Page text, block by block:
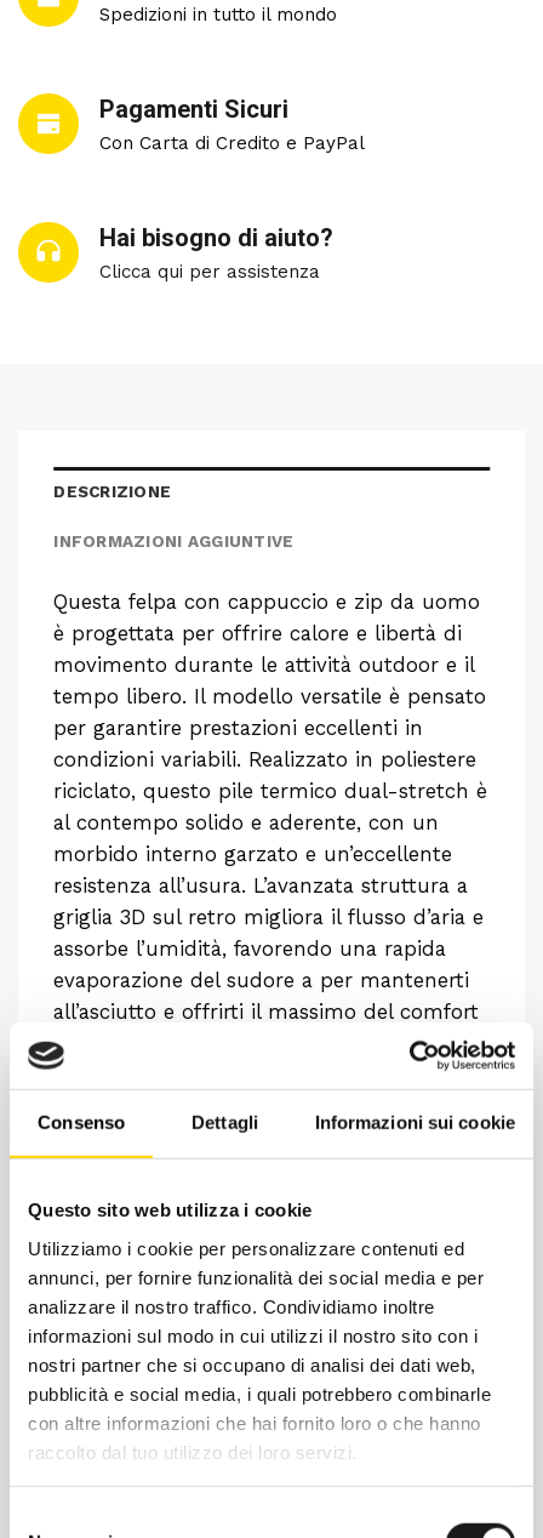
Consenso Dettagli Informazioni sui cookie
Questo sito web utilizza i cookie
Utilizziamo i cookie per personalizzare contenuti ed
annunci, per fornire funzionalità dei social media e per
analizzare il nostro traffico. Condividiamo inoltre
informazioni sul modo in cui utilizzi il nostro sito con i
nostri partner che si occupano di analisi dei dati web,
pubblicità e social media, i quali potrebbero combinarle
con altre informazioni che hai fornito loro o che hanno
raccolto dal tuo utilizzo dei loro servizi.
Spedizioni in tutto il mondo
Pagamenti Sicuri
Con Carta di Credito e PayPal
Hai bisogno di aiuto?
Clicca qui per assistenza
DESCRIZIONE
INFORMAZIONI AGGIUNTIVE
Questa felpa con cappuccio e zip da uomo
è progettata per offrire calore e libertà di
movimento durante le attività outdoor e il
tempo libero. Il modello versatile è pensato
per garantire prestazioni eccellenti in
condizioni variabili. Realizzato in poliestere
riciclato, questo pile termico dual-stretch è
al contempo solido e aderente, con un
morbido interno garzato e un’eccellente
resistenza all’usura. L’avanzata struttura a
griglia 3D sul retro migliora il flusso d’aria e
assorbe l’umidità, favorendo una rapida
evaporazione del sudore a per mantenerti
all’asciutto e offrirti il massimo del comfort
per tutto il giorno. Ancora più traspirante
grazie alla fodera parziale in poliestere, il
stretch per garantire isolamento e
con zip e fori per i pollici per una vestibilità